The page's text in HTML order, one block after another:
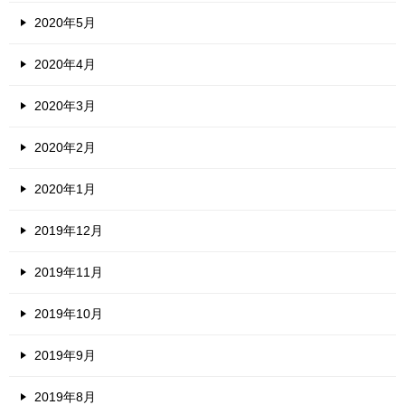
2020年5月
2020年4月
2020年3月
2020年2月
2020年1月
2019年12月
2019年11月
2019年10月
2019年9月
2019年8月